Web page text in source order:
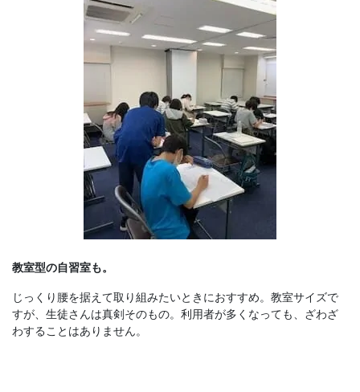
教室型の自習室も。
じっくり腰を据えて取り組みたいときにおすすめ。教室サイズで
すが、生徒さんは真剣そのもの。利用者が多くなっても、ざわざ
わすることはありません。